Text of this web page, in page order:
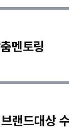
멘토링
랜드대상